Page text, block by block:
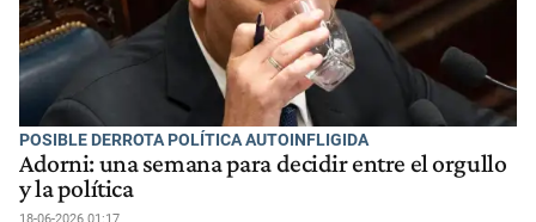
POSIBLE DERROTA POLÍTICA AUTOINFLIGIDA
Adorni: una semana para decidir entre el orgullo
y la política
18-06-2026 01:17